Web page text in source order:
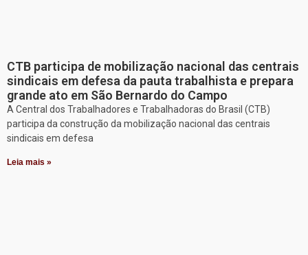
CTB participa de mobilização nacional das centrais
sindicais em defesa da pauta trabalhista e prepara
grande ato em São Bernardo do Campo
A Central dos Trabalhadores e Trabalhadoras do Brasil (CTB)
participa da construção da mobilização nacional das centrais
sindicais em defesa
Leia mais »